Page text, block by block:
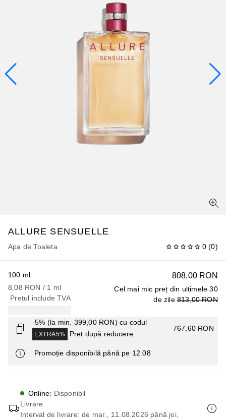
ALLURE SENSUELLE
Apa de Toaleta 0 (0)
808,00 RON
Cel mai mic preț din ultimele 30
de zile 813,00 RON
100 ml
8,08 RON / 1 ml
Prețul include TVA
-5% (la min. 399,00 RON) cu codul
EXTRA5% Preț după reducere
767,60 RON
Promoție disponibilă până pe 12.08
Online: Disponibil
Livrare
Interval de livrare: de mar., 11.08.2026 până joi,